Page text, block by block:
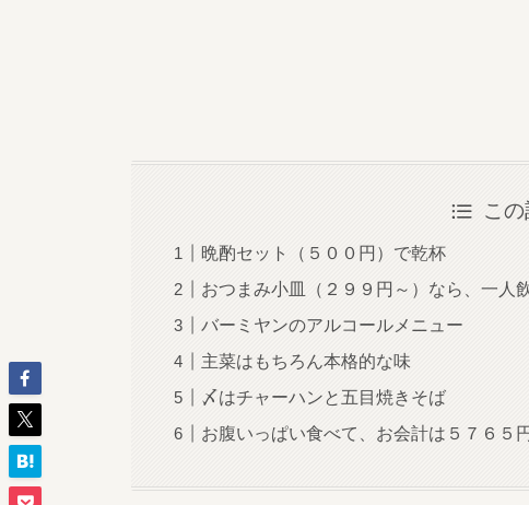
こ
晩酌セット（５００円）で乾杯
おつまみ小皿（２９９円～）なら、一人
バーミヤンのアルコールメニュー
主菜はもちろん本格的な味
〆はチャーハンと五目焼きそば
お腹いっぱい食べて、お会計は５７６５円